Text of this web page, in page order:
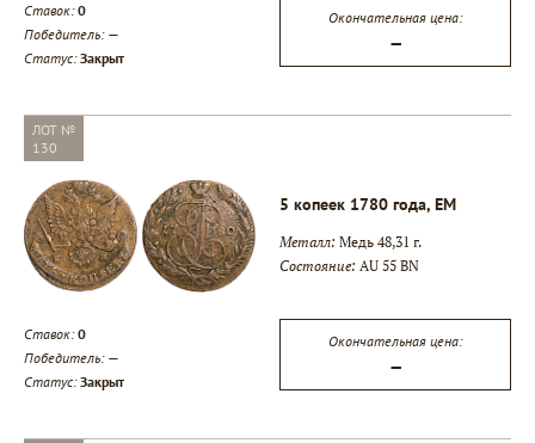
▾
Ставок:0
Победитель: —
Статус:Закрыт
Окончательная цена:
—
ЛОТ №
130
5 копеек 1780 года, ЕМ
Металл: Медь 48,31 г.
Состояние: AU 55 BN
Ставок:0
Победитель: —
Статус:Закрыт
Окончательная цена:
—